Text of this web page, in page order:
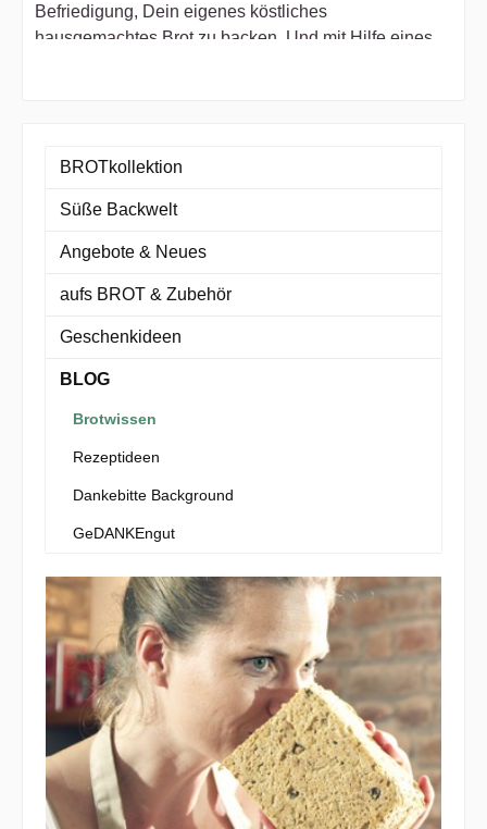
Befriedigung, Dein eigenes köstliches
hausgemachtes Brot zu backen. Und mit Hilfe eines
BROTkollektion
Süße Backwelt
Angebote & Neues
aufs BROT & Zubehör
Geschenkideen
BLOG
Brotwissen
Rezeptideen
Dankebitte Background
GeDANKEngut